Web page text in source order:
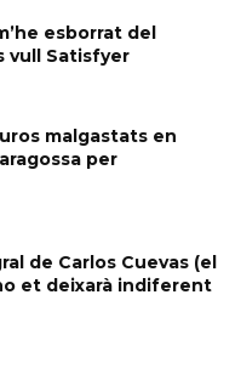
esborrat del
vull Satisfyer
malgastats en
per
de Carlos Cuevas (el
et deixarà indiferent